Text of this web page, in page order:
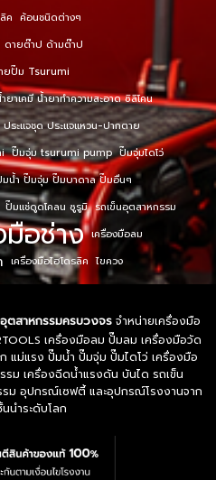
ค ค้อนชนิดต่างๆ
ายต๊าป ด้ามต๊าป
ยปั๊ม Tsurumi
ยาเคมี น้ำยาทำความสะอาด ซิลิโคน
ประแจชุด ประแจแหวน-ปากตาย
ปั๊มจุ่ม tsurumi pump ปั๊มจุ่มไดโว่
น้ำ ปั๊มจุ่ม ปั๊มบาดาล ปั๊มอื่นๆ
ปั๊มแช่ดูดโคลน ซูรูมิ รถเข็นอุตสาหกรรม
มือช่าง เครื่องมือลม
เครื่องมือไฮโดรลิค ไขควง
ตสาหกรรมครบวงจรจำหน่ายเครื่องมือ
เครื่องมือลม ปั๊มลม เครื่องมือวัด
แม่แรง ปั๊มน้ำ ปั๊มจุ่ม ปั๊มไดโว่ เครื่องมือ
ม เครื่องฉีดน้ำแรงดัน บันได รถเข็น
ม อุปกรณ์เซฟตี้ และอุปกรณ์โรงงานจาก
นำระดับโลก